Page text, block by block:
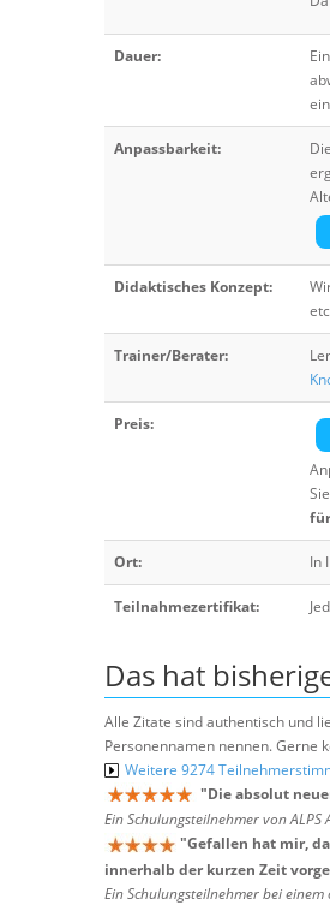
Dauer:
Anpassbarkeit:
Didaktisches Konzept:
Trainer/Berater:
Preis:
Ort: In
Teilnahmezertifikat:
Das hat
Alle Zitate sind authentisch und
Personennamen nennen. Gerne
Weitere 9274
"Die absolut
Ein Schulungsteilnehmer von ALPS
"Gefallen hat mir,
innerhalb der kurzen Zeit
Ein Schulungsteilnehmer bei